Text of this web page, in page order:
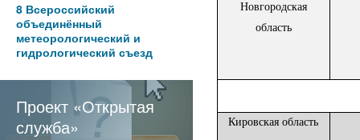
8 Всероссийский
объединённый
метеорологический и
гидрологический съезд
Проект «Открытая
служба»
Новгородская
область
Кировская область